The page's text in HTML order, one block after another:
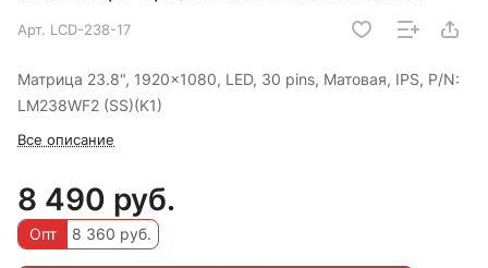
Арт. LCD-238-17
Матрица 23.8", 1920x1080, LED, 30 pins, Матовая, IPS, P/N:
LM238WF2 (SS)(K1)
Все описание
8 490 руб.
Опт 8 360 руб.